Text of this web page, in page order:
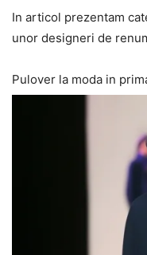
In articol prezentam
unor designeri de
Pulover la moda in